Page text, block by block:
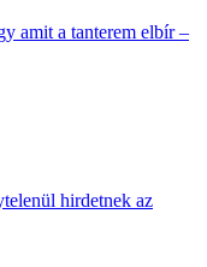
amit a tanterem elbír –
hirdetnek az